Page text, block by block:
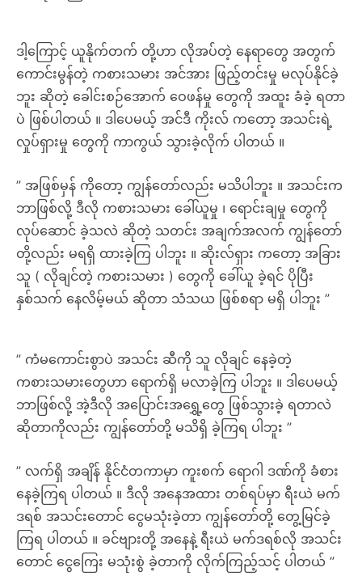
ဒါ့ကြောင့် ယူနိုက်တက် တို့ဟာ လိုအပ်တဲ့ နေရာတွေ အတွက်
ကောင်းမွန်တဲ့ ကစားသမား အင်အား ဖြည့်တင်းမှု မလုပ်နိုင်ခဲ့
ဘူး ဆိုတဲ့ ခေါင်းစဉ်အောက် ဝေဖန်မှု တွေကို အထူး ခံခဲ့ ရတာ
ပဲ ဖြစ်ပါတယ် ။ ဒါပေမယ့် အင်ဒီ ကိုးလ် ကတော့ အသင်းရဲ့
လှုပ်ရှားမှု တွေကို ကာကွယ် သွားခဲ့လိုက် ပါတယ် ။
” အဖြစ်မှန် ကိုတော့ ကျွန်တော်လည်း မသိပါဘူး ။ အသင်းက
ဘာဖြစ်လို့ ဒီလို ကစားသမား ခေါ်ယူမှု ၊ ရောင်းချမှု တွေကို
လုပ်ဆောင် ခဲ့သလဲ ဆိုတဲ့ သတင်း အချက်အလက် ကျွန်တော်
တို့လည်း မရရှိ ထားခဲ့ကြ ပါဘူး ။ ဆိုးလ်ရှား ကတော့ အခြား
သူ ( လိုချင်တဲ့ ကစားသမား ) တွေကို ခေါ်ယူ ခဲ့ရင် ပိုပြီး
နှစ်သက် နေလိမ့်မယ် ဆိုတာ သံသယ ဖြစ်စရာ မရှိ ပါဘူး ”
” ကံမကောင်းစွာပဲ အသင်း ဆီကို သူ လိုချင် နေခဲ့တဲ့
ကစားသမားတွေဟာ ရောက်ရှိ မလာခဲ့ကြ ပါဘူး ။ ဒါပေမယ့်
ဘာဖြစ်လို့ အဲ့ဒီလို အပြောင်းအရွှေ့တွေ ဖြစ်သွားခဲ့ ရတာလဲ
ဆိုတာကိုလည်း ကျွန်တော်တို့ မသိရှိ ခဲ့ကြရ ပါဘူး ”
” လက်ရှိ အချိန် နိုင်ငံတကာမှာ ကူးစက် ရောဂါ ဒဏ်ကို ခံစား
နေခဲ့ကြရ ပါတယ် ။ ဒီလို အနေအထား တစ်ရပ်မှာ ရီးယဲ မက်
ဒရစ် အသင်းတောင် ငွေမသုံးခဲ့တာ ကျွန်တော်တို့ တွေ့မြင်ခဲ့
ကြရ ပါတယ် ။ ခင်ဗျားတို့ အနေနဲ့ ရီးယဲ မက်ဒရစ်လို အသင်း
တောင် ငွေကြေး မသုံးစွဲ ခဲ့တာကို လိုက်ကြည့်သင့် ပါတယ် ”